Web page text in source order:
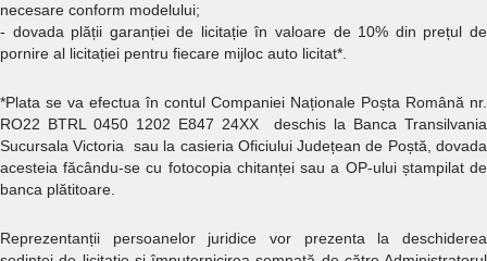
necesare conform modelului;
- dovada plății garanției de licitație în valoare de 10% din prețul de
pornire al licitației pentru fiecare mijloc auto licitat*.
*Plata se va efectua în contul Companiei Naționale Poșta Română nr.
RO22 BTRL 0450 1202 E847 24XX deschis la Banca Transilvania
Sucursala Victoria sau la casieria Oficiului Județean de Poștă, dovada
acesteia făcându-se cu fotocopia chitanței sau a OP-ului ștampilat de
banca plătitoare.
Reprezentanții persoanelor juridice vor prezenta la deschiderea